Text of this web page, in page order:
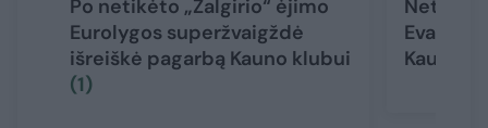
Po netikėto „Žalgirio“ ėjimo
Eurolygos superžvaigždė
išreiškė pagarbą Kauno klubui
(1)
Netikėta
Kauno